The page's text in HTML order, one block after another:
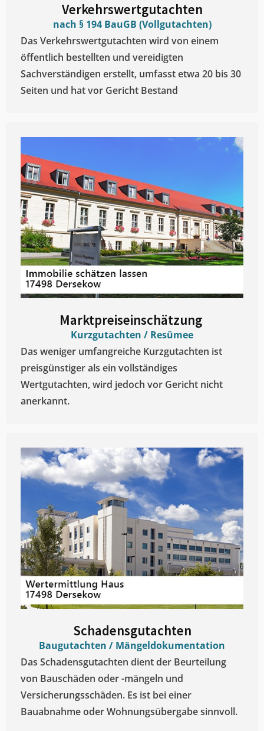
Verkehrswertgutachten
nach § 194 BauGB (Vollgutachten)
Das Verkehrswertgutachten wird von einem
öffentlich bestellten und vereidigten
Sachverständigen erstellt, umfasst etwa 20 bis 30
Seiten und hat vor Gericht Bestand
Marktpreiseinschätzung ​
Kurzgutachten / Resümee
Das weniger umfangreiche Kurzgutachten ist
preisgünstiger als ein vollständiges
Wertgutachten, wird jedoch vor Gericht nicht
anerkannt.
Schadensgutachten
Baugutachten / Mängeldokumentation
Das Schadensgutachten dient der Beurteilung
von Bauschäden oder -mängeln und
Versicherungsschäden. Es ist bei einer
Bauabnahme oder Wohnungsübergabe sinnvoll.